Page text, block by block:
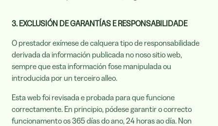
3. EXCLUSIÓN DE GARANTÍAS E RESPONSABILIDADE
O prestador exímese de calquera tipo de responsabilidade
derivada da información publicada no noso sitio web,
sempre que esta información fose manipulada ou
introducida por un terceiro alleo.
Esta web foi revisada e probada para que funcione
correctamente. En principio, pódese garantir o correcto
funcionamento os 365 días do ano, 24 horas ao día. Non